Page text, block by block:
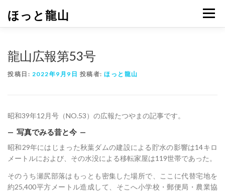
テ
ほっと龍山 メニュ
龍山広報第53号
投稿日: 2022年9月9日 投稿者: ほっと龍山
昭和39年12月号（NO.53）の広報たつやまの記事です。
— 写真でみる昔と今 —
昭和29年にはじまった秋葉ダムの建設による貯水の影響は14キロ
メートルにおよび、その水没による移転家屋は119世帯であった。
そのうち瀬尻部落はもっとも密集した場所で、ここに代替宅地を
約25,400平方メートル造成して、そこへ小学校・郵便局・農業協